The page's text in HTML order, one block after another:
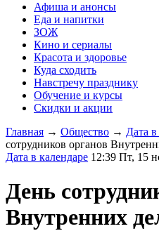
Афиша и анонсы
Еда и напитки
ЗОЖ
Кино и сериалы
Красота и здоровье
Куда сходить
Навстречу празднику
Обучение и курсы
Скидки и акции
Главная → Общество → Дата в
сотрудников органов
Дата в календаре 12:39 Пт, 15
День
Внутренних